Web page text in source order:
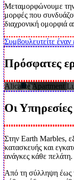
Μεταμορφώνουμε την
μορφές που
διαχρονική ομορφιά
Συμβουλευτείτε έναν
Πρόσφατες
Alicante Apartment
ΟιΥπηρεσίες
Στην Earth Marbles,
κατασκευής και
ανάγκες κάθε πελάτη.
Από τη σύλληψη έως